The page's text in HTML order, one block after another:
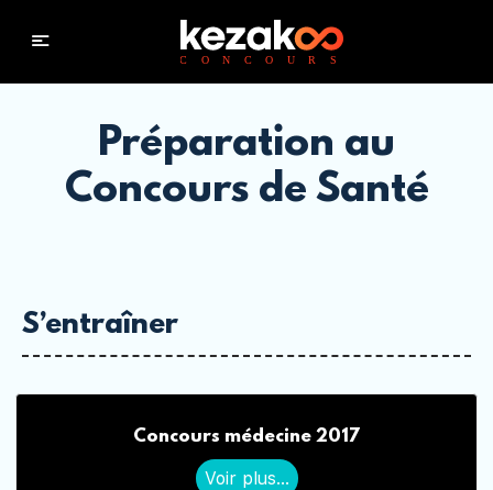
Préparation au
Concours de Santé
S’entraîner
Concours médecine 2017
Voir plus...